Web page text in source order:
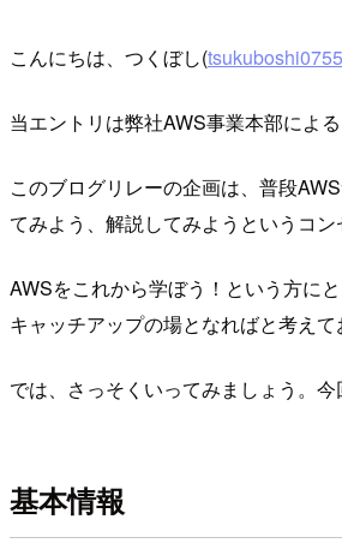
こんにちは、つくぼし(tsukuboshi0755
当エントリは弊社AWS事業本部によ
このブログリレーの企画は、普段
てみよう、解説してみようというコン
AWSをこれから学ぼう！という方に
キャッチアップの場となればと考え
では、さっそくいってみましょう。
基本情報